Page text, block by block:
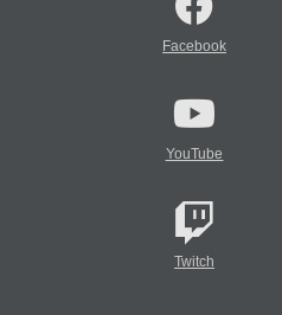
Facebook
YouTube
Twitch